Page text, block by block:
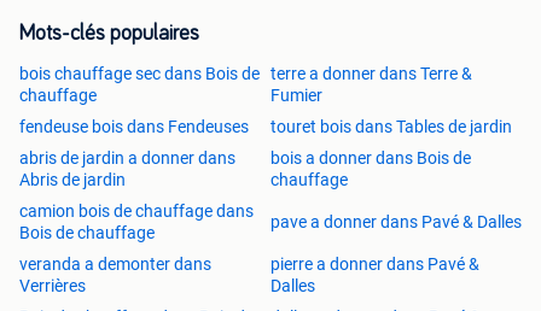
Mots-clés populaires
bois chauffage sec dans Bois de
chauffage
terre a donner dans Terre &
Fumier
fendeuse bois dans Fendeuses
touret bois dans Tables de jardin
abris de jardin a donner dans
Abris de jardin
bois a donner dans Bois de
chauffage
camion bois de chauffage dans
Bois de chauffage
pave a donner dans Pavé & Dalles
veranda a demonter dans
Verrières
pierre a donner dans Pavé &
Dalles